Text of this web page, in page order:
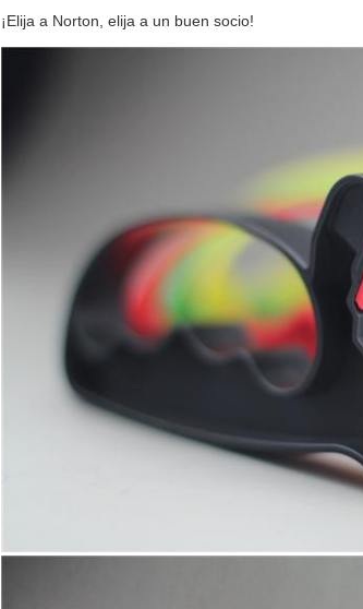
¡Elija a Norton, elija a un buen socio!